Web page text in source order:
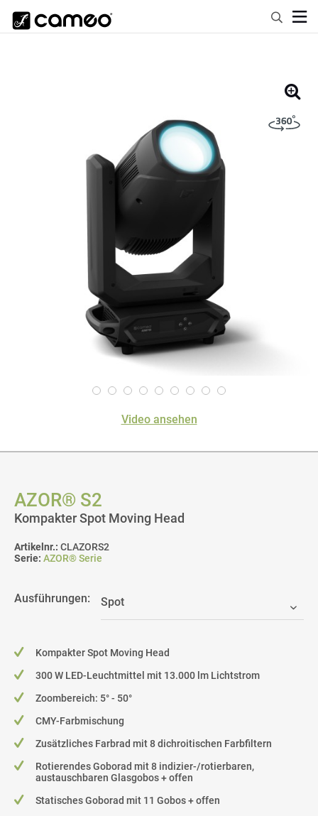
Video ansehen
AZOR® S2
Kompakter Spot Moving Head
Artikelnr.: CLAZORS2
Serie: AZOR® Serie
Ausführungen:
Kompakter Spot Moving Head
300 W LED-Leuchtmittel mit 13.000 lm Lichtstrom
Zoombereich: 5° - 50°
CMY-Farbmischung
Zusätzliches Farbrad mit 8 dichroitischen Farbfiltern
Rotierendes Goborad mit 8 indizier-/rotierbaren,
austauschbaren Glasgobos + offen
Statisches Goborad mit 11 Gobos + offen